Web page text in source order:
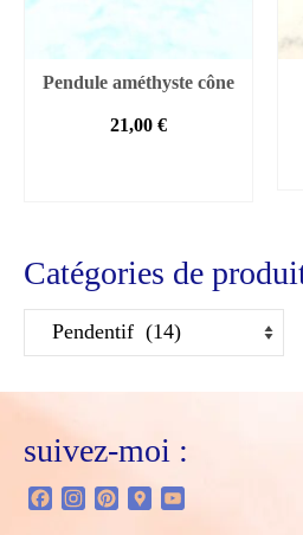
produit
Pendule améthyste cône
21,00 €
Catégories de
suivez-moi :
FacebookInstagramPinterestGoogle